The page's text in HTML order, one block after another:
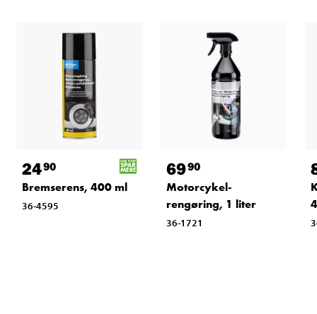
2490
Bremserens, 400 ml
36-4595
6990
Motorcykel-
rengøring, 1 liter
36-1721